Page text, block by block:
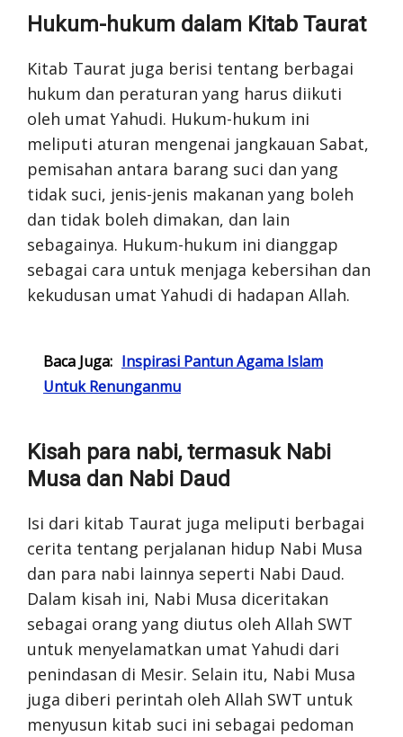
Hukum-hukum dalam Kitab Taurat
Kitab Taurat juga berisi tentang berbagai
hukum dan peraturan yang harus diikuti
oleh umat Yahudi. Hukum-hukum ini
meliputi aturan mengenai jangkauan Sabat,
pemisahan antara barang suci dan yang
tidak suci, jenis-jenis makanan yang boleh
dan tidak boleh dimakan, dan lain
sebagainya. Hukum-hukum ini dianggap
sebagai cara untuk menjaga kebersihan dan
kekudusan umat Yahudi di hadapan Allah.
Baca Juga: Inspirasi Pantun Agama Islam
Untuk Renunganmu
Kisah para nabi, termasuk Nabi
Musa dan Nabi Daud
Isi dari kitab Taurat juga meliputi berbagai
cerita tentang perjalanan hidup Nabi Musa
dan para nabi lainnya seperti Nabi Daud.
Dalam kisah ini, Nabi Musa diceritakan
sebagai orang yang diutus oleh Allah SWT
untuk menyelamatkan umat Yahudi dari
penindasan di Mesir. Selain itu, Nabi Musa
juga diberi perintah oleh Allah SWT untuk
menyusun kitab suci ini sebagai pedoman